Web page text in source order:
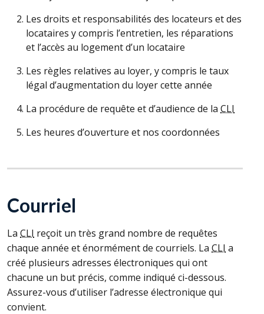
Les droits et responsabilités des locateurs et des
locataires y compris l’entretien, les réparations
et l’accès au logement d’un locataire
Les règles relatives au loyer, y compris le taux
légal d’augmentation du loyer cette année
La procédure de requête et d’audience de la CLI
Les heures d’ouverture et nos coordonnées
Courriel
La CLI reçoit un très grand nombre de requêtes
chaque année et énormément de courriels. La CLI a
créé plusieurs adresses électroniques qui ont
chacune un but précis, comme indiqué ci-dessous.
Assurez-vous d’utiliser l’adresse électronique qui
convient.